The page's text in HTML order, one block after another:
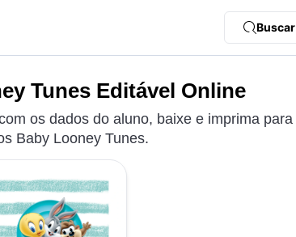
Buscar
Tunes Editável Online
os dados do aluno, baixe e imprima para
Baby Looney Tunes.